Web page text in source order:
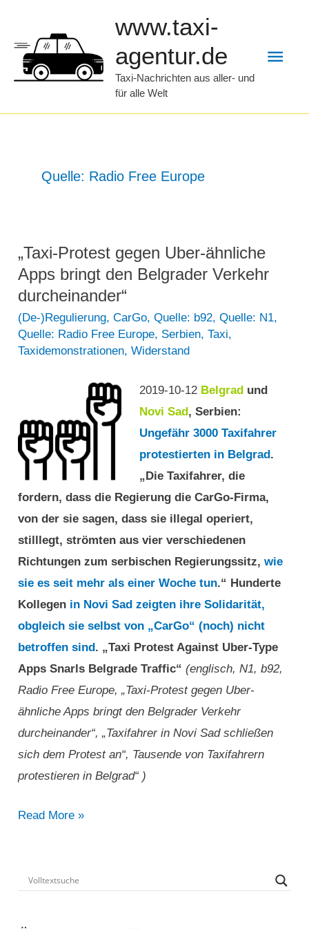
springen
www.taxi-
agentur.de
Taxi-Nachrichten aus aller- und
für alle Welt
Quelle: Radio Free Europe
„Taxi-Protest gegen Uber-ähnliche
Apps bringt den Belgrader Verkehr
durcheinander“
(De-)Regulierung,CarGo,Quelle: b92,Quelle: N1,
Quelle: Radio Free Europe, Serbien,Taxi,
Taxidemonstrationen,Widerstand
2019-10-12 Belgrad und
Novi Sad , Serbien:
Ungefähr 3000 Taxifahrer
protestierten in Belgrad .
„Die Taxifahrer, die
fordern, dass die Regierung die CarGo-Firma,
von der sie sagen, dass sie illegal operiert,
stilllegt, strömten aus vier verschiedenen
Richtungen zum serbischen Regierungssitz,wie
sie es seit mehr als einer Woche tun.“ Hunderte
Kollegen in Novi Sad zeigten ihre Solidarität,
obgleich sie selbst von „CarGo“ (noch) nicht
betroffen sind . „Taxi Protest Against Uber-Type
Apps Snarls Belgrade Traffic“ (englisch, N1, b92,
Radio Free Europe, „Taxi-Protest gegen Uber-
ähnliche Apps bringt den Belgrader Verkehr
durcheinander“, „Taxifahrer in Novi Sad schließen
sich dem Protest an“, Tausende von Taxifahrern
protestieren in Belgrad“ )
„Taxi-
Uber-
Read More »